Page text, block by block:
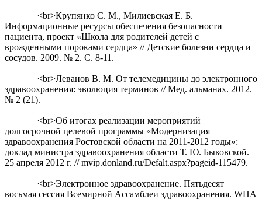
<br>Крупянко С. М., Милиевская Е. Б.
Информационные ресурсы обеспечения безопасности
пациента, проект «Школа для родителей детей с
врожденными пороками сердца» // Детские болезни сердца и
сосудов. 2009. № 2. С. 8-11.
<br>Леванов В. М. От телемедицины до электронного
здравоохранения: эволюция терминов // Мед. альманах. 2012.
№ 2 (21).
<br>Об итогах реализации мероприятий
долгосрочной целевой программы «Модернизация
здравоохранения Ростовской области на 2011-2012 годы»:
доклад министра здравоохранения области Т. Ю. Быковской.
25 апреля 2012 г. // mvip.donland.ru/Defаlt.aspx?pageid-115479.
<br>Электронное здравоохранение. Пятьдесят
восьмая сессия Всемирной Ассамблеи здравоохранения. WHA